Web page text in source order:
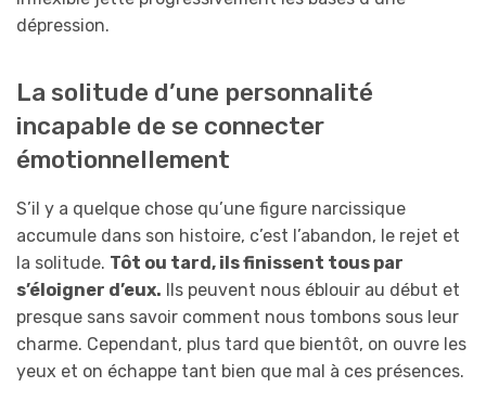
dépression.
La solitude d’une personnalité
incapable de se connecter
émotionnellement
S’il y a quelque chose qu’une figure narcissique
accumule dans son histoire, c’est l’abandon, le rejet et
la solitude. Tôt ou tard, ils finissent tous par
s’éloigner d’eux. Ils peuvent nous éblouir au début et
presque sans savoir comment nous tombons sous leur
charme. Cependant, plus tard que bientôt, on ouvre les
yeux et on échappe tant bien que mal à ces présences.